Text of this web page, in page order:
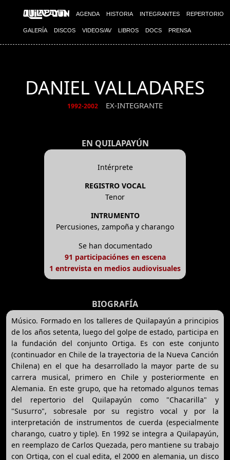
AGENDA HISTORIA INTEGRANTES REPERTORIO
GALERÍA DISCOS VIDEOS/AV LIBROS DOCS PRENSA
DANIEL VALLADARES
1992-2002 EX-INTEGRANTE
EN QUILAPAYÚN
Intérprete
REGISTRO VOCAL
Tenor
INTRUMENTO
Percusiones, zampoña y charango
Se han documentado
91 participaciónes en escena
1 entrevista en medios audiovisuales
BIOGRAFÍA
Músico. Formado en los talleres de Quilapayún a principios
de los años setenta, luego del golpe de estado, participa en
la fundación del conjunto Ortiga. Es con este conjunto
(continuador en Chile de la trayectoria de la Nueva Canción
Chilena) en el que ha desarrollado la mayor parte de su
carrera musical, primero en Chile y posteriormente en
Alemania. En este grupo, que ha retomado algunos temas
del repertorio del Quilapayún como "Chacarilla" y
"Susurro", sobresale por su registro vocal y por la
interpretación de instrumentos de cuerda (especialmente
charango, cuatro y tiple). En 1992 se integra a Quilapayún,
en reemplazo de Carlos Quezada, pero mantiene su trabajo
con Ortiga, con el cual edita, el 2000 en alemania, un disco